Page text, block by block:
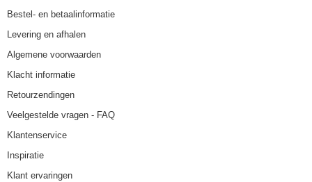
Bestel- en betaalinformatie
Levering en afhalen
Algemene voorwaarden
Klacht informatie
Retourzendingen
Veelgestelde vragen - FAQ
Klantenservice
Inspiratie
Klant ervaringen